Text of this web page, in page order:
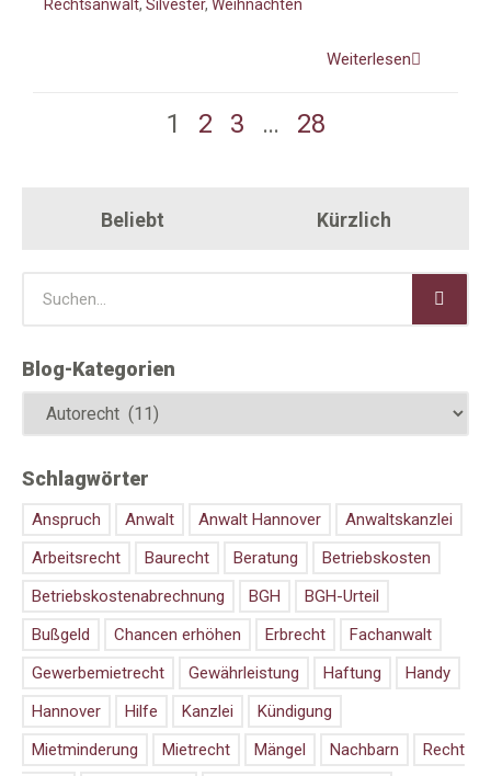
Rechtsanwalt, Silvester, Weihnachten
Weiterlesen
1 2 3 … 28
Beliebt Kürzlich
Blog-Kategorien
Schlagwörter
Anspruch Anwalt Anwalt Hannover
Anwaltskanzlei
Arbeitsrecht
Baurecht Beratung
Betriebskosten
Betriebskostenabrechnung
BGH
BGH-Urteil
Bußgeld
Chancen erhöhen Erbrecht
Fachanwalt
Gewerbemietrecht
Gewährleistung Haftung
Handy
Hannover
Hilfe Kanzlei
Kündigung
Mietminderung
Mietrecht Mängel Nachbarn
Recht